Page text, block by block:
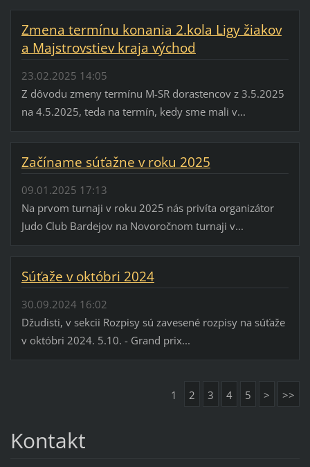
Zmena termínu konania 2.kola Ligy žiakov
a Majstrovstiev kraja východ
23.02.2025 14:05
Z dôvodu zmeny termínu M-SR dorastencov z 3.5.2025
na 4.5.2025, teda na termín, kedy sme mali v...
Začíname súťažne v roku 2025
09.01.2025 17:13
Na prvom turnaji v roku 2025 nás privíta organizátor
Judo Club Bardejov na Novoročnom turnaji v...
Súťaže v októbri 2024
30.09.2024 16:02
Džudisti, v sekcii Rozpisy sú zavesené rozpisy na súťaže
v októbri 2024. 5.10. - Grand prix...
1 2 3 4 5 > >>
Kontakt